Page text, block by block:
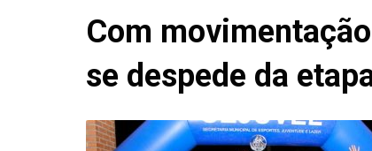
Com
se despede da